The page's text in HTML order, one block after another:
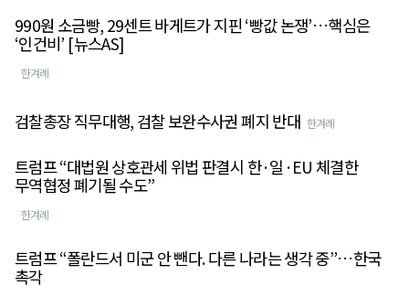
990원 소금빵, 29센트 바게트가 지핀 ‘빵값 논쟁’…핵심은
‘인건비’ [뉴스AS]
한겨례
검찰총장 직무대행, 검찰 보완수사권 폐지 반대 한겨례
트럼프 “대법원 상호관세 위법 판결시 한·일·EU 체결한
무역협정 폐기될 수도”
한겨례
트럼프 “폴란드서 미군 안 뺀다. 다른 나라는 생각 중”…한국
촉각